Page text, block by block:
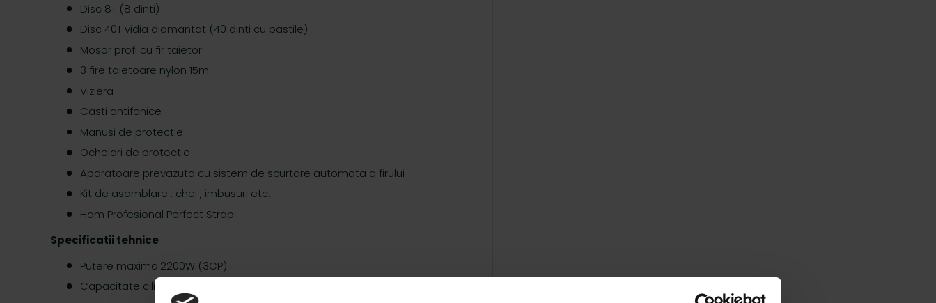
Disc 8T (8 dinti)
Disc 40T vidia diamantat (40 dinti cu pastile)
Mosor profi cu fir taietor
3 fire taietoare nylon 15m
Viziera
Casti antifonice
Manusi de protectie
Ochelari de protectie
Aparatoare prevazuta cu sistem de scurtare automata a firului
Kit de asamblare : chei , imbusuri etc.
Ham Profesional Perfect Strap
Specificatii tehnice
Putere maxima:2200W (3CP)
Capacitate cilindrica: 52cc